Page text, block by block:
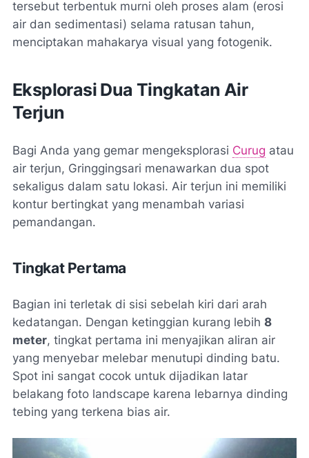
tersebut terbentuk murni oleh proses alam (erosi
air dan sedimentasi) selama ratusan tahun,
menciptakan mahakarya visual yang fotogenik.
Eksplorasi Dua Tingkatan Air
Terjun
Bagi Anda yang gemar mengeksplorasi Curug atau
air terjun, Gringgingsari menawarkan dua spot
sekaligus dalam satu lokasi. Air terjun ini memiliki
kontur bertingkat yang menambah variasi
pemandangan.
Tingkat Pertama
Bagian ini terletak di sisi sebelah kiri dari arah
kedatangan. Dengan ketinggian kurang lebih 8
meter, tingkat pertama ini menyajikan aliran air
yang menyebar melebar menutupi dinding batu.
Spot ini sangat cocok untuk dijadikan latar
belakang foto landscape karena lebarnya dinding
tebing yang terkena bias air.